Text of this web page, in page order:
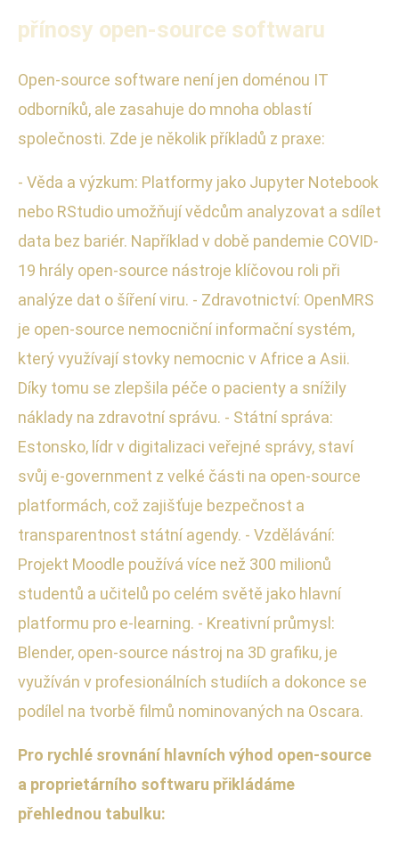
přínosy open-source softwaru
Open-source software není jen doménou IT
odborníků, ale zasahuje do mnoha oblastí
společnosti. Zde je několik příkladů z praxe:
- Věda a výzkum: Platformy jako Jupyter Notebook
nebo RStudio umožňují vědcům analyzovat a sdílet
data bez bariér. Například v době pandemie COVID-
19 hrály open-source nástroje klíčovou roli při
analýze dat o šíření viru. - Zdravotnictví: OpenMRS
je open-source nemocniční informační systém,
který využívají stovky nemocnic v Africe a Asii.
Díky tomu se zlepšila péče o pacienty a snížily
náklady na zdravotní správu. - Státní správa:
Estonsko, lídr v digitalizaci veřejné správy, staví
svůj e-government z velké části na open-source
platformách, což zajišťuje bezpečnost a
transparentnost státní agendy. - Vzdělávání:
Projekt Moodle používá více než 300 milionů
studentů a učitelů po celém světě jako hlavní
platformu pro e-learning. - Kreativní průmysl:
Blender, open-source nástroj na 3D grafiku, je
využíván v profesionálních studiích a dokonce se
podílel na tvorbě filmů nominovaných na Oscara.
Pro rychlé srovnání hlavních výhod open-source
a proprietárního softwaru přikládáme
přehlednou tabulku: